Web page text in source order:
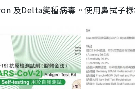
及Delta變種病毒。使用鼻拭子樣